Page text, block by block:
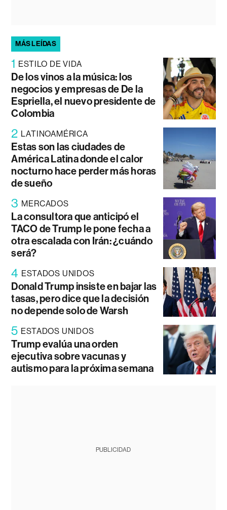
MÁS LEÍDAS
1 ESTILO DE VIDA
De los vinos a la música: los
negocios y empresas de De la
Espriella, el nuevo presidente de
Colombia
2 LATINOAMÉRICA
Estas son las ciudades de
América Latina donde el calor
nocturno hace perder más horas
de sueño
3 MERCADOS
La consultora que anticipó el
TACO de Trump le pone fecha a
otra escalada con Irán: ¿cuándo
será?
4 ESTADOS UNIDOS
Donald Trump insiste en bajar las
tasas, pero dice que la decisión
no depende solo de Warsh
5 ESTADOS UNIDOS
Trump evalúa una orden
ejecutiva sobre vacunas y
autismo para la próxima semana
PUBLICIDAD